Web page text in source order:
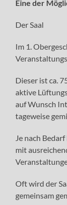
Eine der
Der Saal
Im 1.
Dieser ist ca.
aktive
auf Wunsch
tageweise
Je nach
mit
Oft wird der
gemeinsam